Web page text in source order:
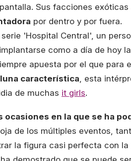
Sus facciones
por dentro y por fuera.
'Hospital Central', un
como a día de hoy
apuesta por el que para
característica, esta
de muchas it girls.
ocasiones en la que se ha
de los múltiples eventos,
la figura casi perfecta con